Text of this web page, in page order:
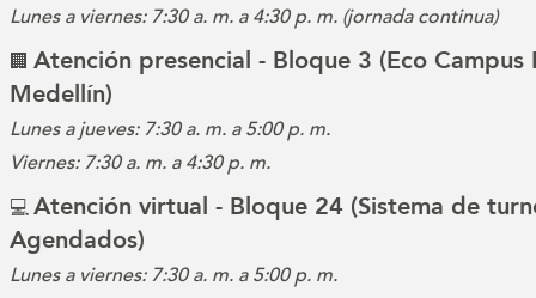
Lunes a viernes: 7:30 a. m. a 4:30 p. m. (jornada continua)
🏢 Atención presencial - Bloque 3 (Eco Campus
Medellín)
Lunes a jueves: 7:30 a. m. a 5:00 p. m.
Viernes: 7:30 a. m. a 4:30 p. m.
💻Atención virtual - Bloque 24 (Sistema de
Agendados)
Lunes a viernes: 7:30 a. m. a 5:00 p. m.